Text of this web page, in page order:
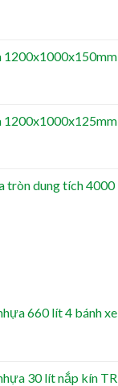
tròn dung tích
660 lít 4 bánh
30 lít nắp kín